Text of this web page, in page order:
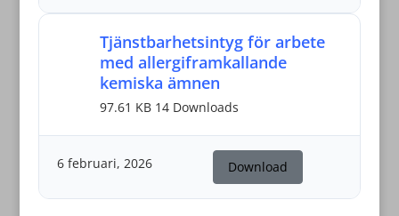
Tjänstbarhetsintyg för arbete
med allergiframkallande
kemiska ämnen
97.61 KB 14 Downloads
6 februari, 2026 Download